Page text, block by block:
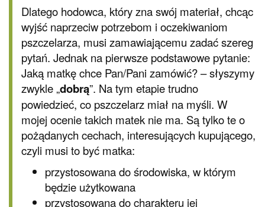
Dlatego hodowca, który zna swój materiał, chcąc
wyjść naprzeciw potrzebom i oczekiwaniom
pszczelarza, musi zamawiającemu zadać szereg
pytań. Jednak na pierwsze podstawowe pytanie:
Jaką matkę chce Pan/Pani zamówić? – słyszymy
zwykle „dobrą”. Na tym etapie trudno
powiedzieć, co pszczelarz miał na myśli. W
mojej ocenie takich matek nie ma. Są tylko te o
pożądanych cechach, interesujących kupującego,
czyli musi to być matka:
przystosowana do środowiska, w którym
będzie użytkowana
przystosowana do charakteru jej